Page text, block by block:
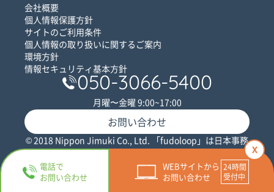
電話で
お問い合わせ
WEBサイトから
お問い合わせ
x
会社概要
個人情報保護方針
サイトのご利用条件
個人情報の取り扱いに関するご案内
環境方針
情報セキュリティ基本方針
050-3066-5400
月曜〜金曜 9:00~17:00
お問い合わせ
© 2018 Nippon Jimuki Co., Ltd. 「fudoloop」は日本事務
器株式会社の登録商標です。